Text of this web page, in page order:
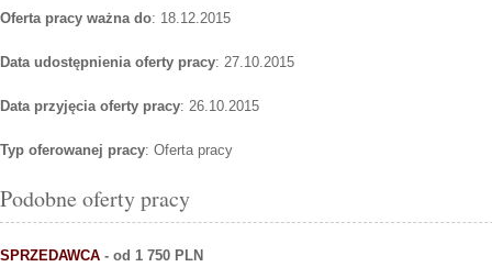
Oferta pracy ważna do: 18.12.2015
Data udostępnienia oferty pracy: 27.10.2015
Data przyjęcia oferty pracy: 26.10.2015
Typ oferowanej pracy: Oferta pracy
Podobne oferty pracy
SPRZEDAWCA - od 1 750 PLN